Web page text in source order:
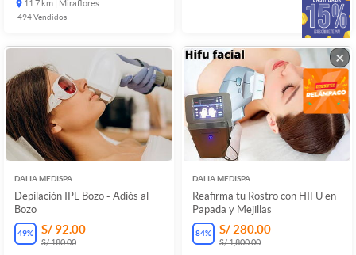
11.7 km | Miraflores
494Vendidos
DALIA MEDISPA
Depilación IPL Bozo - Adiós al
Bozo
49% S/ 92.00
S/ 180.00
DALIA MEDISPA
Reafirma tu Rostro con HIFU en
Papada y Mejillas
84% S/ 280.00
S/ 1,800.00
×